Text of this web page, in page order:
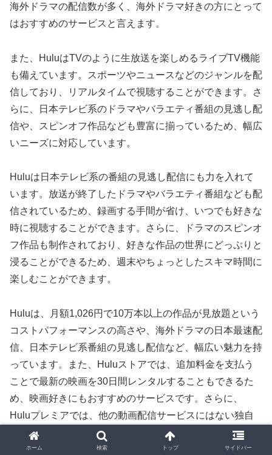
海外ドラマの配信数が多く、海外ドラマ好きの方にとって
はおすすめのサービスと言えます。
また、HuluはTVのように生放送を楽しめるライブTV機能
も備えています。スポーツやニュースなどのジャンルを配
信しており、リアルタイムで視聴することができます。さ
らに、日本テレビ系のドラマやバラエティ番組の見逃し配
信や、スピンオフ作品なども豊富に揃っているため、幅広
いニーズに対応しています。
Huluは日本テレビ系の番組の見逃し配信にも力を入れて
います。放送が終了したドラマやバラエティ番組なども配
信されているため、録画する手間が省け、いつでも好きな
時に視聴することができます。さらに、ドラマのスピンオ
フ作品も制作されており、好きな作品の世界にどっぷりと
浸ることができるため、週末やちょっとしたスキマ時間に
楽しむことができます。
Huluは、月額1,026円で10万本以上の作品が見放題という
コストパフォーマンスの高さや、海外ドラマの日本最速配
信、日本テレビ系番組の見逃し配信など、幅広い魅力を持
っています。また、Huluストアでは、追加料金を支払う
ことで最新の映画を30日間レンタルすることもできるた
め、映画好きにもおすすめのサービスです。さらに、
Huluプレミアでは、他の動画配信サービスにはない独自
の作品も楽しむことができるため、コンテンツの幅広さも
魅力の一つです。
ホーム 検索 トップ サイドバー